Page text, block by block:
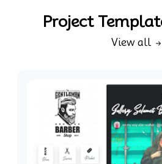
Project
View all